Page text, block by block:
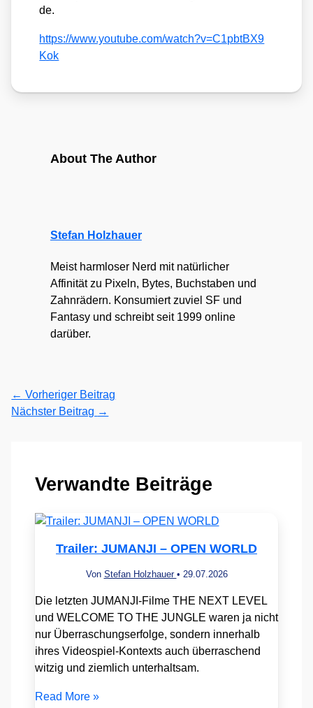
de.
https://​www​.you​tube​.com/​w​a​t​c​h​?​v​=​C​1​p​b​t​B​X​9​
Kok
About The Author
Stefan Holzhauer
Meist harmloser Nerd mit natürlicher
Affinität zu Pixeln, Bytes, Buchstaben und
Zahnrädern. Konsumiert zuviel SF und
Fantasy und schreibt seit 1999 online
darüber.
← Vorheriger Beitrag
Nächster Beitrag →
Verwandte Beiträge
Trailer: JUMANJI – OPEN WORLD
Von Stefan Holzhauer • 29.07.2026
Die letzten JUMANJI-Filme THE NEXT LEVEL
und WELCOME TO THE JUNGLE waren ja nicht
nur Überraschungserfolge, sondern innerhalb
ihres Videospiel-Kontexts auch überraschend
witzig und ziemlich unterhaltsam.
Read More »